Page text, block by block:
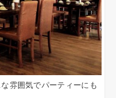
雰囲気でパーティーにも